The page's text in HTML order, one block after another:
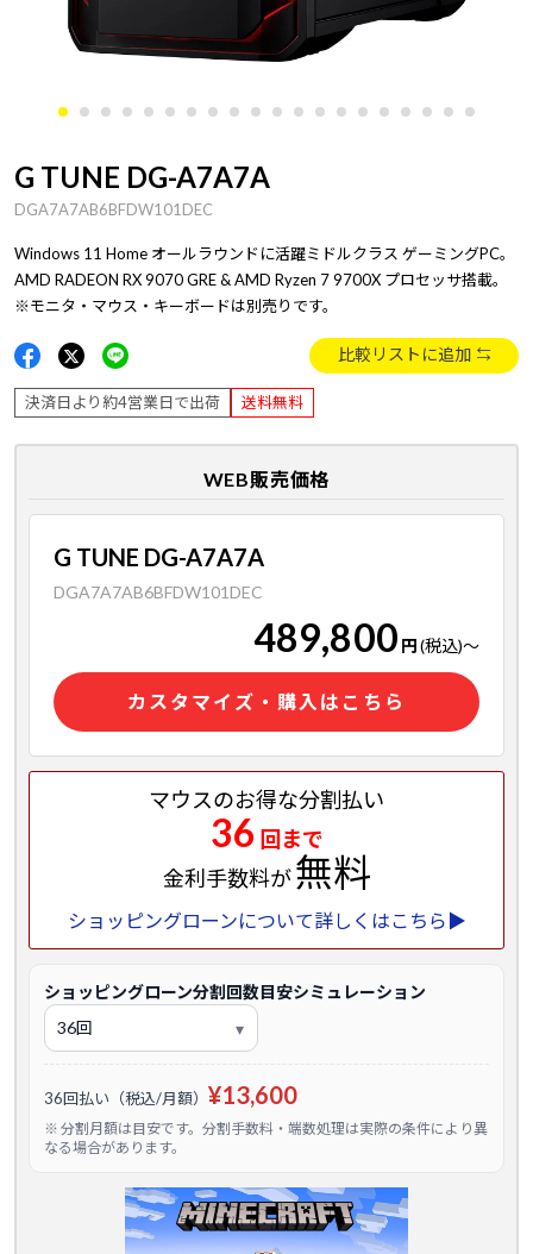
G TUNE DG-A7A7A
DGA7A7AB6BFDW101DEC
Windows 11 Home オールラウンドに活躍ミドルクラス ゲーミングPC。
AMD RADEON RX 9070 GRE & AMD Ryzen 7 9700X プロセッサ搭載。
※モニタ・マウス・キーボードは別売りです。
比較リストに追加
決済日より約4営業日で出荷 送料無料
WEB販売価格
G TUNE DG-A7A7A
DGA7A7AB6BFDW101DEC
489,800 円(税込)～
カスタマイズ・購入はこちら
マウスのお得な分割払い
36 回まで
金利手数料が無料
ショッピングローンについて詳しくはこちら▶
ショッピングローン分割回数目安シミュレーション
36回払い（税込/月額） ¥13,600
※ 分割月額は目安です。分割手数料・端数処理は実際の条件により異
なる場合があります。